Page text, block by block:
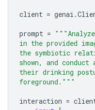
client = genai .
prompt =
in the provided
the symbiotic
shown, and
their drinking
foreground."""
interaction =